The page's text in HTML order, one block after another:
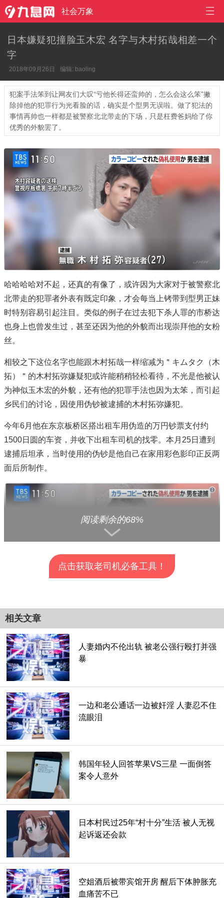

社会万象
日本嫌疑犯撞脸玉木宏 名字与木村拓哉相差一个
字
2018年09月26日 编辑: baoling
犯案手法笨到让网友们大叹“亏他长得还蛮帅的，怎么会这么笨”撇
除掉他的犯罪行为光看脸的话，确实是个型男无误啦。做了犯法的
事情再帅也一样都是被警察北北带走的下场，只是枉费爸妈给了你
优秀的外貌罢了。
哈哈哈哈对不起，还真的有像了，或许因为大家对于被警察北
北带走的犯罪者外表有既定印象，才会每当上铐带到型男正妹
时特别容易引起注目。类似的例子在过去犯下杀人罪的市桥达
也身上也曾发生过，甚至还因为他的外貌而出现崇拜他的女粉
丝。
相较之下这位名字也能跟木村拓哉一样缩减为＂キムタク（木
拓）＂的木村拓弥嫌疑犯或许能稍稍轻松看待，不光是他被认
为神似玉木宏的外貌，还有他的犯罪手法也因为太笨，而引起
乡民们的讨论，因使用伪钞被逮捕的木村拓弥嫌犯。
今年6月他在东京板桥区搭出租车用伪造的万円钞票支付约
1500日圆的车资，并收下出租车司机的找零。本月25日遭到
逮捕后坦承，当时使用的伪钞是他自己在家用彩色影印正反两
面后所制作。
这看完会不小心笑出来的逮捕新闻，犯案手法笨到让网友们大
叹“亏他长得还蛮帅的，怎么会这么笨”撇除掉他的犯罪行为光
看脸的话，确实是个型男无误啦。
阅读剩余的68%
点击获取老司机必备工具！
相关文章
人妻婚内不伦出轨 被老公强行殴打并强
暴
一边和老公通话一边被奸淫 人妻忍不住
流眼泪
韩国年轻人回答苹果VS三星 一面倒答
案令人意外
日本村民过25年“村十分”生活 被人无视
起诉返还会款
空姐酒后被带宾馆开房 醒后下体肿胀充
血痛苦不已